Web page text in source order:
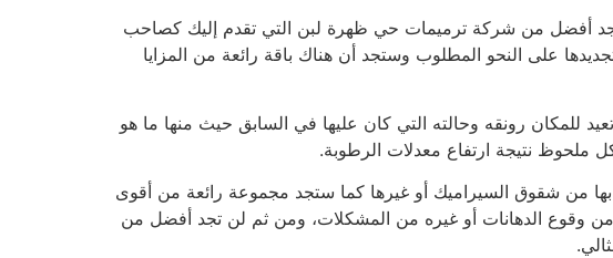
أفضل من شركة ترميمات حي ظهرة لبن التي تقدم إليك كصاحب
على النحو المطلوب وستجد أن هناك باقة رائعة من المزايا
للمكان رونقه وحالته التي كان عليها في السابق حيث منها ما هو
ملحوظ نتيجة ارتفاع معدلات الرطوبة.
بها من شقوق السيراميك أو غيرها كما ستجد مجموعة رائعة من أقوى
وقوع الدهانات أو غيره من المشكلات، ومن ثم لن تجد أفضل من